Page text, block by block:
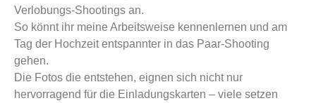
Verlobungs-Shootings an.
So könnt ihr meine Arbeitsweise kennenlernen und am
Tag der Hochzeit entspannter in das Paar-Shooting
gehen.
Die Fotos die entstehen, eignen sich nicht nur
hervorragend für die Einladungskarten – viele setzen